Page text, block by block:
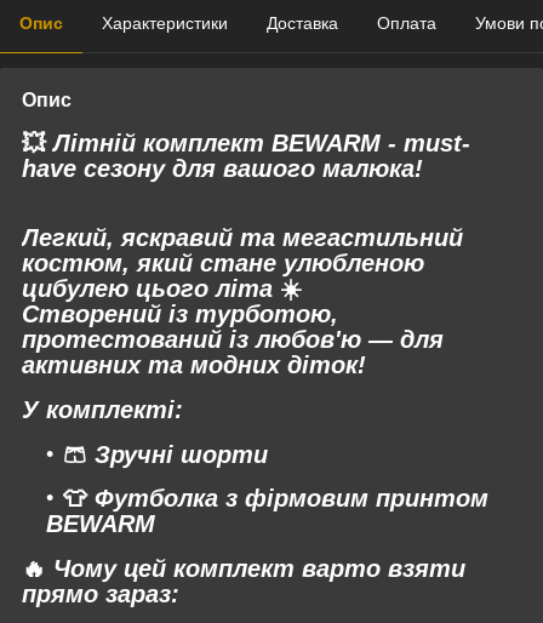
Опис Характеристики Доставка Оплата Умови
Опис
💥Літній комплект BEWARM - must-
have сезону для вашого малюка!
Легкий, яскравий та мегастильний
костюм, який стане улюбленою
цибулею цього літа ☀️
Створений із турботою,
протестований із любов'ю — для
активних та модних діток!
У комплекті:
🩳 Зручні шорти
👕 Футболка з фірмовим принтом
BEWARM
🔥 Чому цей комплект варто взяти
прямо зараз: